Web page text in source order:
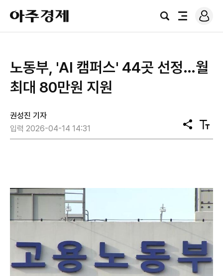
아
주
경
검
전
로
그
노동부, 'AI 캠퍼스' 44곳 선정…월
최대 80만원 지원
권성진 기자
입력 2026-04-14 14:31
공
유
텍
스